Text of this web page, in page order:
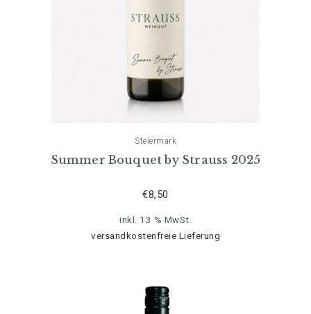
Steiermark
Summer Bouquet by Strauss 2025
€8,50
inkl. 13 % MwSt.
versandkostenfreie Lieferung